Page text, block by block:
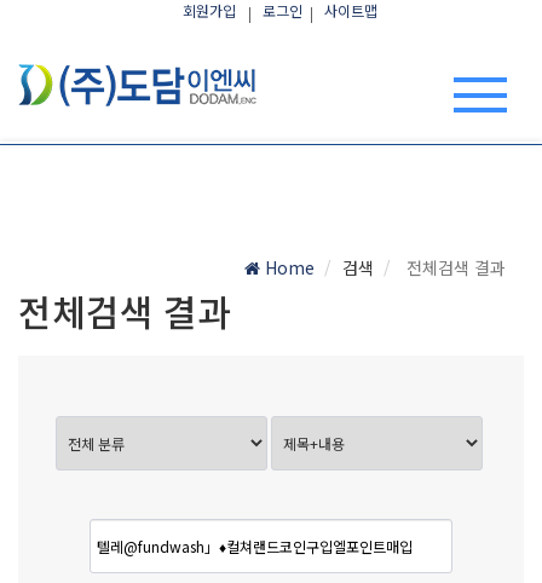
회원가입 로그인 사이트맵
Home 검색 전체검색 결과
전체검색 결과